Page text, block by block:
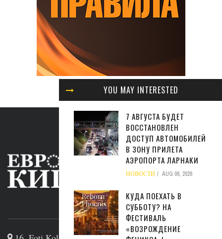
YOU MAY INTERESTED
7 АВГУСТА БУДЕТ
ВОССТАНОВЛЕН
ДОСТУП АВТОМОБИЛЕЙ
В ЗОНУ ПРИЛЕТА
АЭРОПОРТА ЛАРНАКИ
НОВОСТИ AUG 06, 2026
КУДА ПОЕХАТЬ В
СУББОТУ? НА
ФЕСТИВАЛЬ
«ВОЗРОЖДЕНИЕ
ABOUT US